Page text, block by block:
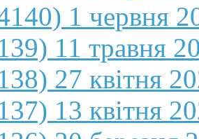
1 червня
11 травня
27 квітня
13 квітня